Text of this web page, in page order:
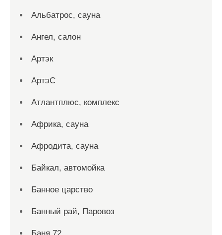
Альбатрос, сауна
Ангел, салон
Артэк
АртэС
Атлантплюс, комплекс
Африка, сауна
Афродита, сауна
Байкал, автомойка
Банное царство
Банный рай, Паровоз
Баня 72